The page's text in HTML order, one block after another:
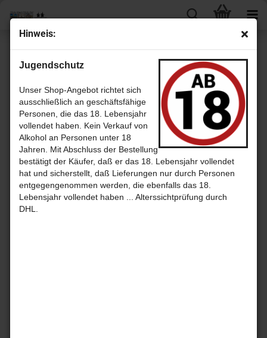
Hin­weis:
Jugendschutz
Unser Shop-Angebot richtet sich
ausschließlich an geschäftsfähige
Personen, die das 18. Lebensjahr
vollendet haben. Kein Verkauf von
Alkohol an Personen unter 18
Jahren. Mit Abschluss der Bestellung
bestätigt der Käufer, daß er das 18. Lebensjahr vollendet
hat und sicherstellt, daß Lieferungen nur durch Personen
entgegengenommen werden, die ebenfalls das 18.
Lebensjahr vollendet haben ... Alterssichtprüfung durch
DHL.
« Erster « zurück weiter »
Letzter »
41Artikel in dieser Kategorie
Flat­nö­se Pea­ted Blen­ded Scotch Whis­ky mit 43,0% von den ISLAY